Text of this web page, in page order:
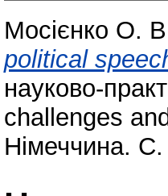
Мосієнко О.
political
науково-
challenges
Німеччина.